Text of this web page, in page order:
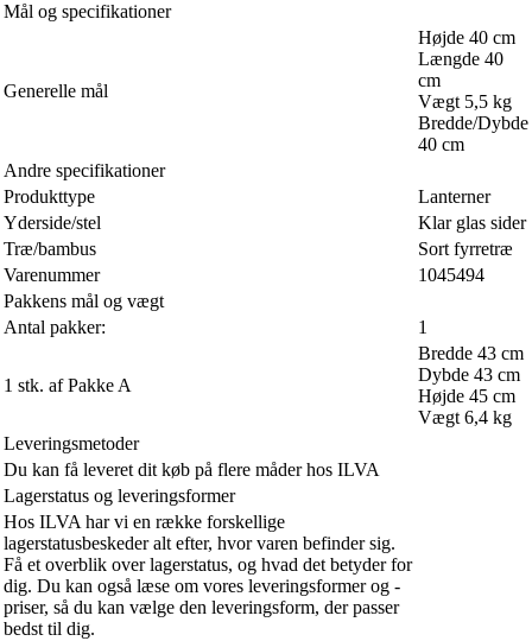
Mål og specifikationer
Generelle mål
Højde 40 cm
Længde 40
cm
Vægt 5,5 kg
Bredde/Dybde
40 cm
Andre specifikationer
Produkttype
Lanterner
Yderside/stel
Klar glas sider
Træ/bambus
Sort fyrretræ
Varenummer
1045494
Pakkens mål og vægt
Antal pakker:
1
1 stk. af Pakke A
Bredde 43 cm
Dybde 43 cm
Højde 45 cm
Vægt 6,4 kg
Leveringsmetoder
Du kan få leveret dit køb på flere måder hos ILVA
Lagerstatus og leveringsformer
Hos ILVA har vi en række forskellige
lagerstatusbeskeder alt efter, hvor varen befinder sig.
Få et overblik over lagerstatus, og hvad det betyder for
dig. Du kan også læse om vores leveringsformer og -
priser, så du kan vælge den leveringsform, der passer
bedst til dig.